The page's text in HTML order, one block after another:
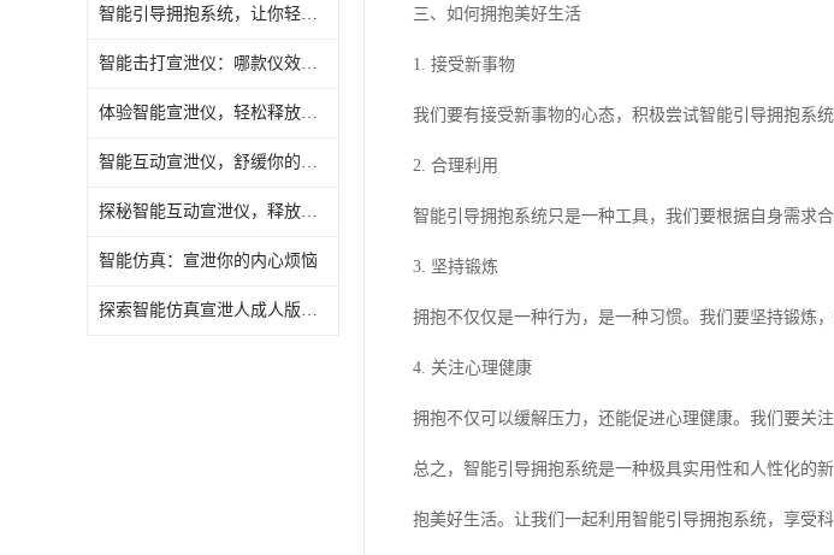
团体素质拓展训练箱
智能VR运动宣泄系统
音乐放松椅
团体活动工具箱
虚拟现实
智能引导拥抱系统，让你轻松拥抱美好生活
智能击打宣泄仪：哪款仪效佳？深度评测与推荐
体验智能宣泄仪，轻松释放压力
智能互动宣泄仪，舒缓你的心灵
探秘智能互动宣泄仪，释放心灵的压力与烦恼
智能仿真：宣泄你的内心烦恼
探索智能仿真宣泄人成人版，释放压力的新方式
三、如何拥抱美好生活
1. 接受新事物
我们要有接受新事物的心态，积极尝试智能引导拥抱系
2. 合理利用
智能引导拥抱系统只是一种工具，我们要根据自身需求
3. 坚持锻炼
拥抱不仅仅是一种行为，是一种习惯。我们要坚持锻炼
4. 关注心理健康
拥抱不仅可以缓解压力，还能促进心理健康。我们要关
总之，智能引导拥抱系统是一种极具实用性和人性化的
抱美好生活。让我们一起利用智能引导拥抱系统，享受